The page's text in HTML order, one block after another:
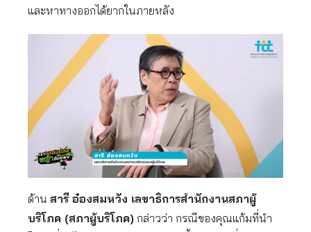
และหาทางออกได้ยากในภายหลัง
ด้าน สารี อ๋องสมหวัง เลขาธิการสำนักงานสภาผู้
บริโภค (สภาผู้บริโภค) กล่าวว่า กรณีของคุณแก้มที่นำ